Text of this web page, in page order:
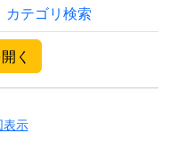
カテゴリ検索
く
表示